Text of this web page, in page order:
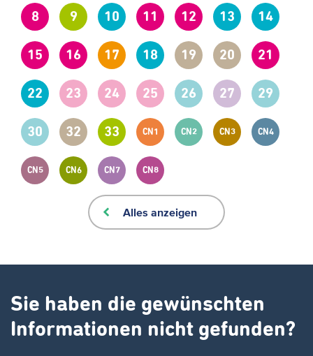
8 9 10 11 12 13 14
15 16 17 18 19 20 21
22 23 24 25 26 27 29
30 32 33 CN1 CN2 CN3 CN4
CN5 CN6 CN7 CN8
Alles anzeigen
Sie haben die gewünschten
Informationen nicht gefunden?